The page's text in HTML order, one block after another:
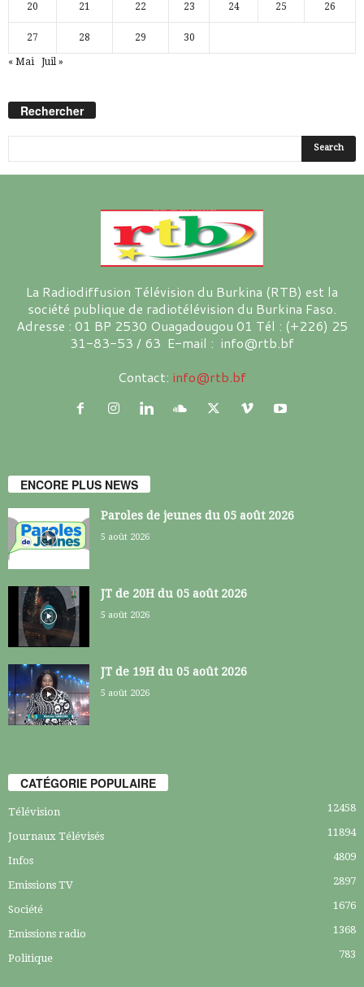
20 21 22 23 24 25 26
27 28 29 30
« Mai Juil »
Rechercher
La Radiodiffusion Télévision du Burkina (RTB) est la
société publique de radiotélévision du Burkina Faso.
Adresse : 01 BP 2530 Ouagadougou 01 Tél : (+226) 25
31-83-53 / 63 E-mail : info@rtb.bf
Contact: info@rtb.bf
ENCORE PLUS NEWS
Paroles de jeunes du 05 août 2026
5 août 2026
JT de 20H du 05 août 2026
5 août 2026
JT de 19H du 05 août 2026
5 août 2026
CATÉGORIE POPULAIRE
Télévision 12458
Journaux Télévisés 11894
Infos 4809
Emissions TV 2897
Société 1676
Emissions radio 1368
Politique 783